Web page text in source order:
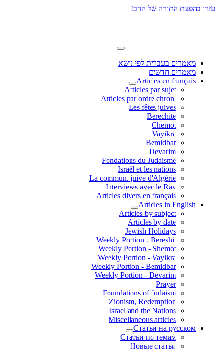
עזרו בהפצת התורה של הרב!
מאמרים בעברית לפי נושא
מאמרים חדשים
Articles en français
Articles par sujet
.Articles par ordre chron
Les fêtes juives
Berechite
Chemot
Vayikra
Bemidbar
Devarim
Fondations du Judaisme
Israël et les nations
La commun. juive d'Algérie
Interviews avec le Rav
Articles divers en français
Articles in English
Articles by subject
Articles by date
Jewish Holidays
Weekly Portion - Bereshit
Weekly Portion - Shemot
Weekly Portion - Vayikra
Weekly Portion - Bemidbar
Weekly Portion - Devarim
Prayer
Foundations of Judaism
Zionism, Redemption
Israel and the Nations
Miscellaneous articles
Статьи на русском
Статьи по темам
Новые статьи